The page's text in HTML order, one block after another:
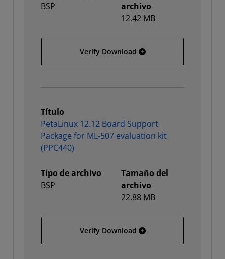
BSP
archivo
12.42 MB
Verify Download PetaLinux 13.04 Board
Título
PetaLinux 12.12 Board Support
Package for ML-507 evaluation kit
(PPC440)
Tipo de archivo
BSP
Tamaño del
archivo
22.88 MB
Verify Download PetaLinux 12.12 Board